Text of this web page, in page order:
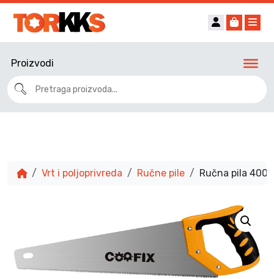
Account
Cart
Proizvodi
Vrt i poljoprivreda Ručne pile Ručna pila